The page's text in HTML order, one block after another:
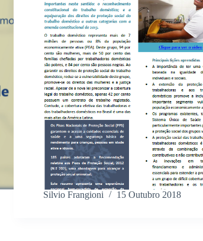
Silvio Frangioni 15 Outubro 2018